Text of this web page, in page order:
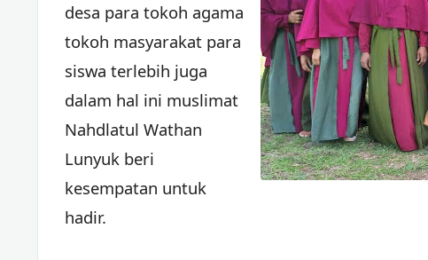
desa para tokoh agama
tokoh masyarakat para
siswa terlebih juga
dalam hal ini muslimat
Nahdlatul Wathan
Lunyuk beri
kesempatan untuk
hadir.